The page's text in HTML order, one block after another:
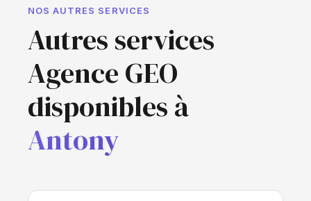
NOS AUTRES SERVICES
Autres services
Agence GEO
disponibles à
Antony